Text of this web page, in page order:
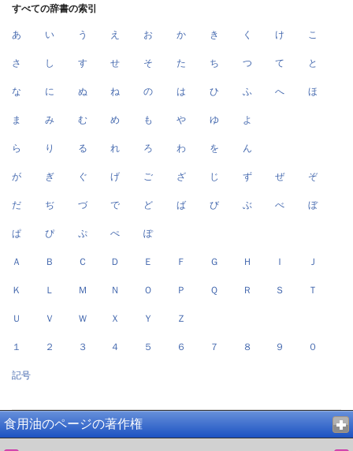
すべての辞書の索引
あ い う え お か き く け こ
さ し す せ そ た ち つ て と
な に ぬ ね の は ひ ふ へ ほ
ま み む め も や ゆ よ
ら り る れ ろ わ を ん
が ぎ ぐ げ ご ざ じ ず ぜ ぞ
だ ぢ づ で ど ば び ぶ べ ぼ
ぱ ぴ ぷ ぺ ぽ
Ａ Ｂ Ｃ Ｄ Ｅ Ｆ Ｇ Ｈ Ｉ Ｊ
Ｋ Ｌ Ｍ Ｎ Ｏ Ｐ Ｑ Ｒ Ｓ Ｔ
Ｕ Ｖ Ｗ Ｘ Ｙ Ｚ
１ ２ ３ ４ ５ ６ ７ ８ ９ ０
記号
食用油のページの著作権